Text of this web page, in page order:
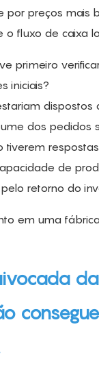
preços mais
o fluxo de caixa
primeiro
iniciais?
dos pedidos
tiverem
de
retorno do